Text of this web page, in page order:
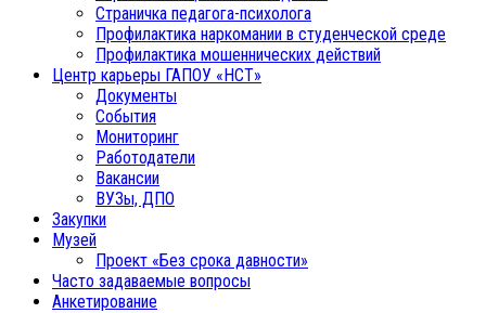
Страничка педагога-психолога
Профилактика наркомании в студенческой среде
Профилактика мошеннических действий
Центр карьеры ГАПОУ «НСТ»
Документы
События
Мониторинг
Работодатели
Вакансии
ВУЗы, ДПО
Закупки
Музей
Проект «Без срока давности»
Часто задаваемые вопросы
Анкетирование